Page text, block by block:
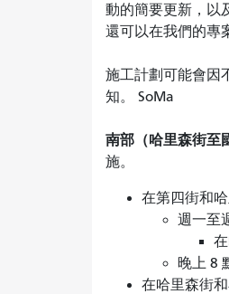
動的簡要更新，以
還可以在我們的專
施工計劃可能會因
知。 SoMa
南部（哈里森街至
施。
在第四街和
週一至
晚上 8
在哈里森街